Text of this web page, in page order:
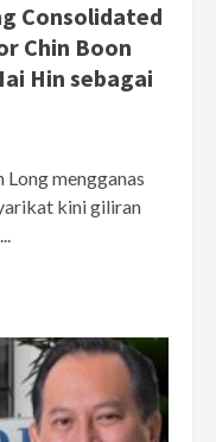
Consolidated
Chin Boon
Hin sebagai
mengganas
kini giliran